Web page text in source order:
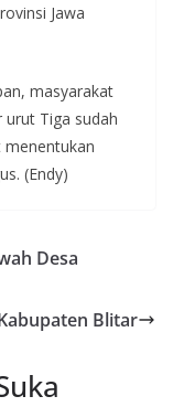
Jawa
masyarakat
Tiga sudah
(Endy)
Desa
Blitar